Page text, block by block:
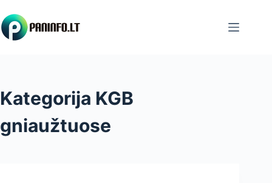
to
content
Kategorija KGB
gniaužtuose